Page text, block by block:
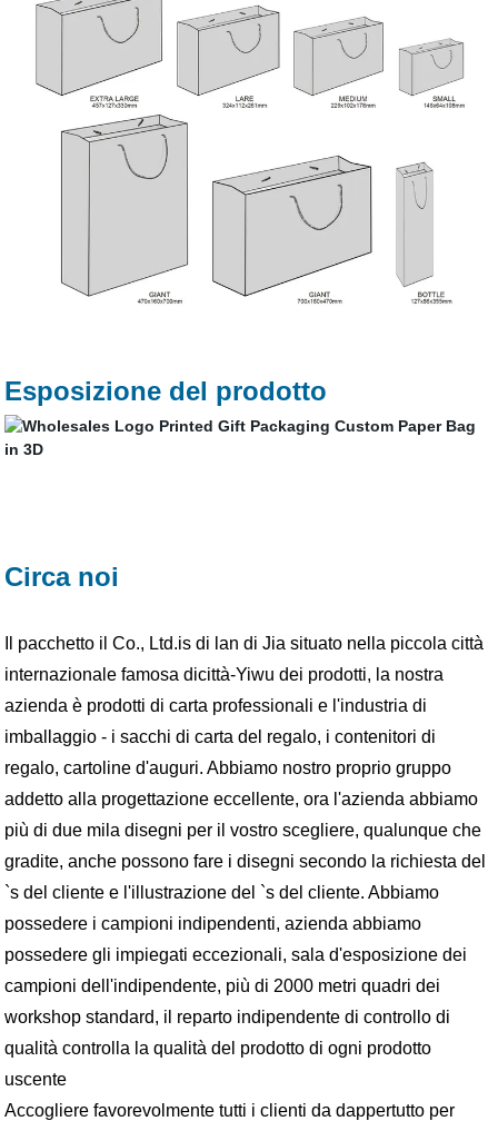
Esposizione del prodotto
Circa noi
Il pacchetto il Co., Ltd.is di lan di Jia situato nella piccola città
internazionale famosa dicittà-Yiwu dei prodotti, la nostra
azienda è prodotti di carta professionali e l'industria di
imballaggio - i sacchi di carta del regalo, i contenitori di
regalo, cartoline d'auguri. Abbiamo nostro proprio gruppo
addetto alla progettazione eccellente, ora l'azienda abbiamo
più di due mila disegni per il vostro scegliere, qualunque che
gradite, anche possono fare i disegni secondo la richiesta del
`s del cliente e l'illustrazione del `s del cliente. Abbiamo
possedere i campioni indipendenti, azienda abbiamo
possedere gli impiegati eccezionali, sala d'esposizione dei
campioni dell'indipendente, più di 2000 metri quadri dei
workshop standard, il reparto indipendente di controllo di
qualità controlla la qualità del prodotto di ogni prodotto
uscente
Accogliere favorevolmente tutti i clienti da dappertutto per